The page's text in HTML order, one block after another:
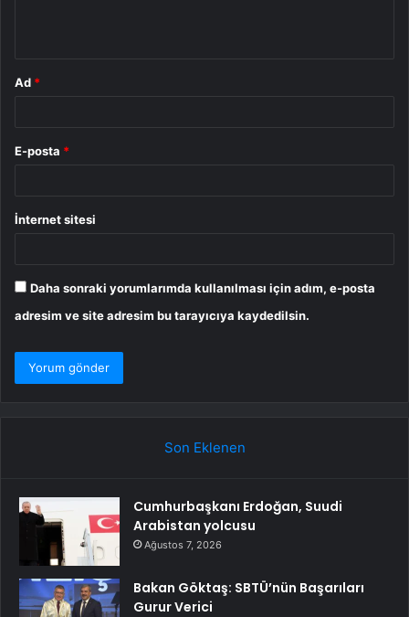
Ad *
E-posta *
İnternet sitesi
Daha sonraki yorumlarımda kullanılması için adım, e-posta
adresim ve site adresim bu tarayıcıya kaydedilsin.
Son Eklenen
Cumhurbaşkanı Erdoğan, Suudi
Arabistan yolcusu
Ağustos 7, 2026
Bakan Göktaş: SBTÜ’nün Başarıları
Gurur Verici